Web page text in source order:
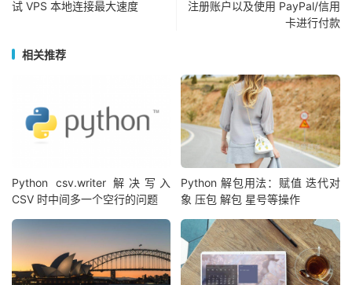
试 VPS 本地连接最大速度
注册账户以及使用 PayPal/信用
卡进行付款
相关推荐
Python csv.writer 解决写入
CSV 时中间多一个空行的问题
Python 解包用法：赋值 迭代对
象 压包 解包 星号等操作